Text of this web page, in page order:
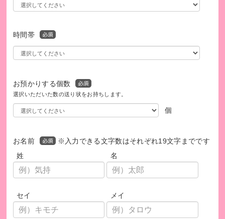
時間帯
お預かりする個数
選択いただいた数の送り状をお持ちします。
個
お名前
※入力できる文字数はそれぞれ19文字までです
姓
名
セイ メイ